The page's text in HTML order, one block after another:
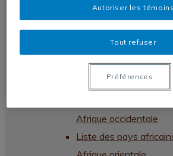
Afrique australe
Liste des pays
Afrique centrale
Liste des pays
Afrique du nord
Afrique occidentale
Liste des pays
Tout refuser
Autoriser les témoins
Préférences